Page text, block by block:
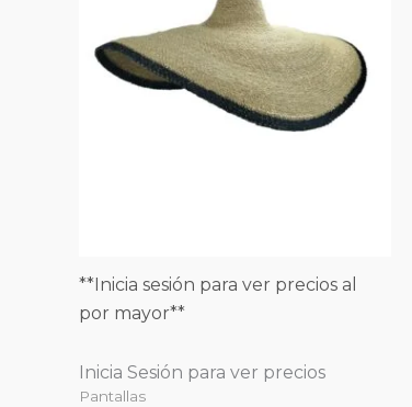
**Inicia sesión para ver precios al
por mayor**
Inicia Sesión para ver precios
Pantallas